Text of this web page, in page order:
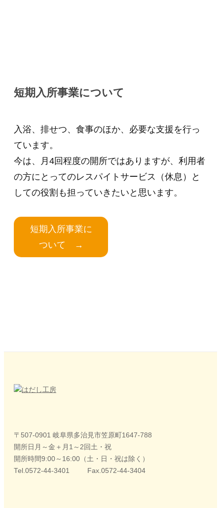
短期入所事業について
入浴、排せつ、食事のほか、必要な支援を行っ
ています。
今は、月4回程度の開所ではありますが、利用者
の方にとってのレスパイトサービス（休息）と
しての役割も担っていきたいと思います。
短期入所事業に
ついて →
〒507-0901 岐阜県多治見市笠原町1647-788
開所日月～金＋月1～2回土・祝
開所時間9:00～16:00（土・日・祝は除く）
Tel.0572-44-3401 Fax.0572-44-3404